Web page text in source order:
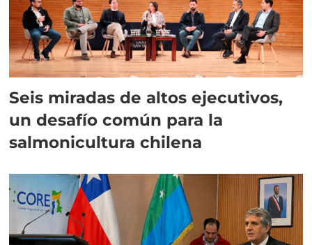
Seis miradas de altos ejecutivos,
un desafío común para la
salmonicultura chilena